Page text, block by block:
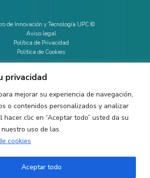
privacidad
mejorar su experiencia de navegación,
o contenidos personalizados y analizar
clic en “Aceptar todo” usted da su
uso de las
cookies
Aceptar todo
de Innovación y Tecnología UPC ©
Aviso legal
Política de Privacidad
Política de Cookies
CONTACTO
Ed. K2M (Planta 1, Oficina 106)
C/ Jordi Girona 1-3
08034 Barcelona (España)
+34 93 405 44 03